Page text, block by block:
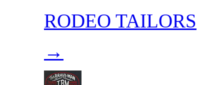
RODEO TAILORS
→